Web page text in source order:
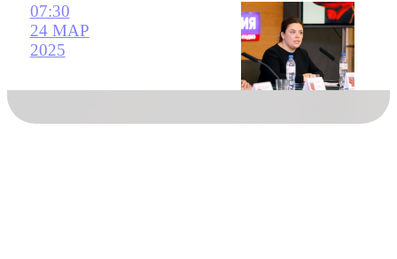
07:30
24 МАР
2025